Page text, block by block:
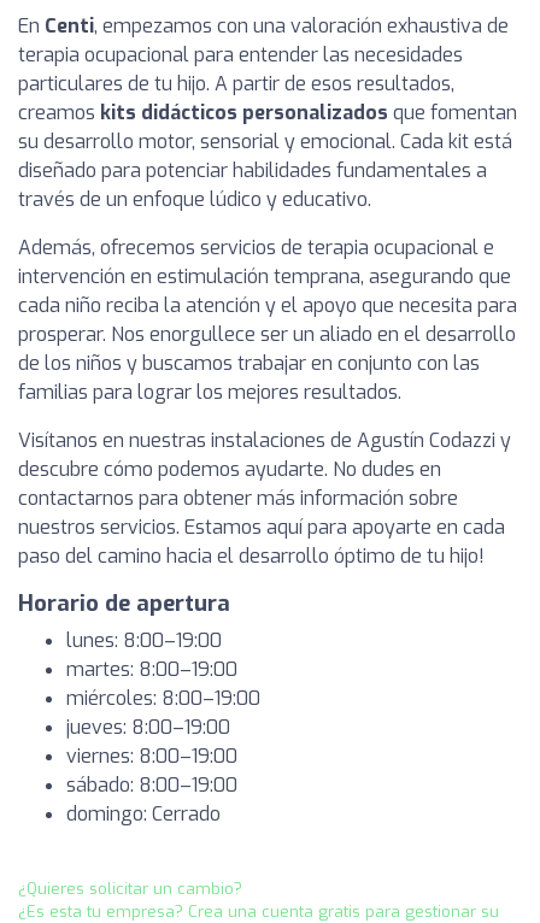
En Centi, empezamos con una valoración exhaustiva de
terapia ocupacional para entender las necesidades
particulares de tu hijo. A partir de esos resultados,
creamos kits didácticos personalizados que fomentan
su desarrollo motor, sensorial y emocional. Cada kit está
diseñado para potenciar habilidades fundamentales a
través de un enfoque lúdico y educativo.
Además, ofrecemos servicios de terapia ocupacional e
intervención en estimulación temprana, asegurando que
cada niño reciba la atención y el apoyo que necesita para
prosperar. Nos enorgullece ser un aliado en el desarrollo
de los niños y buscamos trabajar en conjunto con las
familias para lograr los mejores resultados.
Visítanos en nuestras instalaciones de Agustín Codazzi y
descubre cómo podemos ayudarte. No dudes en
contactarnos para obtener más información sobre
nuestros servicios. Estamos aquí para apoyarte en cada
paso del camino hacia el desarrollo óptimo de tu hijo!
Horario de apertura
lunes: 8:00–19:00
martes: 8:00–19:00
miércoles: 8:00–19:00
jueves: 8:00–19:00
viernes: 8:00–19:00
sábado: 8:00–19:00
domingo: Cerrado
¿Quieres solicitar un cambio?
¿Es esta tu empresa? Crea una cuenta gratis para gestionar su